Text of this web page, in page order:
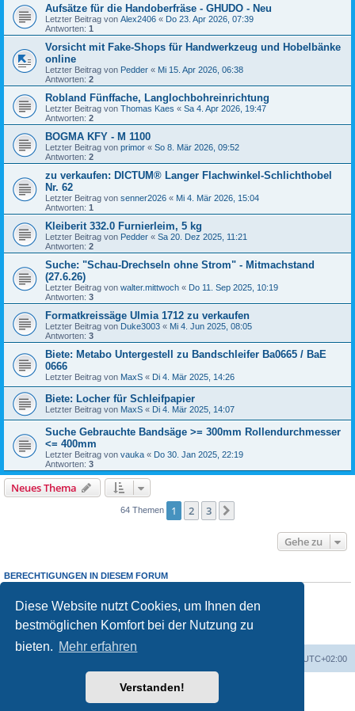
Diese Website nutzt Cookies, um Ihnen den
bestmöglichen Komfort bei der Nutzung zu
bieten. Mehr erfahren
Verstanden!
Aufsätze für die Handoberfräse - GHUDO - Neu
Letzter Beitrag von Alex2406 « Do 23. Apr 2026, 07:39
Antworten: 1
Vorsicht mit Fake-Shops für Handwerkzeug und Hobelbänke
online
Letzter Beitrag von Pedder « Mi 15. Apr 2026, 06:38
Antworten: 2
Robland Fünffache, Langlochbohreinrichtung
Letzter Beitrag von Thomas Kaes « Sa 4. Apr 2026, 19:47
Antworten: 2
BOGMA KFY - M 1100
Letzter Beitrag von primor « So 8. Mär 2026, 09:52
Antworten: 2
zu verkaufen: DICTUM® Langer Flachwinkel-Schlichthobel
Nr. 62
Letzter Beitrag von senner2026 « Mi 4. Mär 2026, 15:04
Antworten: 1
Kleiberit 332.0 Furnierleim, 5 kg
Letzter Beitrag von Pedder « Sa 20. Dez 2025, 11:21
Antworten: 2
Suche: "Schau-Drechseln ohne Strom" - Mitmachstand
(27.6.26)
Letzter Beitrag von walter.mittwoch « Do 11. Sep 2025, 10:19
Antworten: 3
Formatkreissäge Ulmia 1712 zu verkaufen
Letzter Beitrag von Duke3003 « Mi 4. Jun 2025, 08:05
Antworten: 3
Biete: Metabo Untergestell zu Bandschleifer Ba0665 / BaE
0666
Letzter Beitrag von MaxS « Di 4. Mär 2025, 14:26
Biete: Locher für Schleifpapier
Letzter Beitrag von MaxS « Di 4. Mär 2025, 14:07
Suche Gebrauchte Bandsäge >= 300mm Rollendurchmesser
<= 400mm
Letzter Beitrag von vauka « Do 30. Jan 2025, 22:19
Antworten: 3
Neues Thema
64 Themen 1 2 3
Gehe zu
BERECHTIGUNGEN IN DIESEM FORUM
Sie dürfenkeineAntworten zu Themen in diesem Forum erstellen.
Sie dürfen Ihre Beiträge in diesem Forumnicht ändern.
Sie dürfen Ihre Beiträge in diesem Forumnichtlöschen.
keine
UTC+02:00
Powered byphpBB® Forum Software © phpBB Limited
phpBB.de